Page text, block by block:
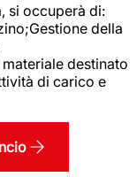
si occuperà di:
della
destinato
di carico e